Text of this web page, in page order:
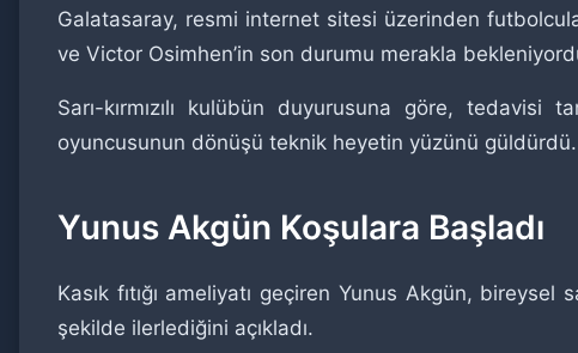
Galatasaray, resmi internet sitesi üzerinden
ve Victor Osimhen’in son durumu merakla
Sarı-kırmızılı kulübün duyurusuna göre,
oyuncusunun dönüşü teknik heyetin yüzünü güldürdü.
Yunus Akgün Koşulara Başladı
Kasık fıtığı ameliyatı geçiren Yunus Akgün,
şekilde ilerlediğini açıkladı.